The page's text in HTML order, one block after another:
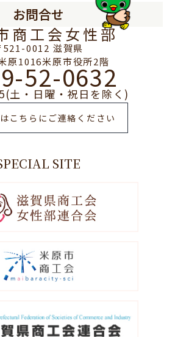
お問合せ
商工会女性部
521-0012 滋賀県
原1016米原市役所2階
52-0632
土・日曜・祝日を除く)
こちらにご連絡ください
SITE